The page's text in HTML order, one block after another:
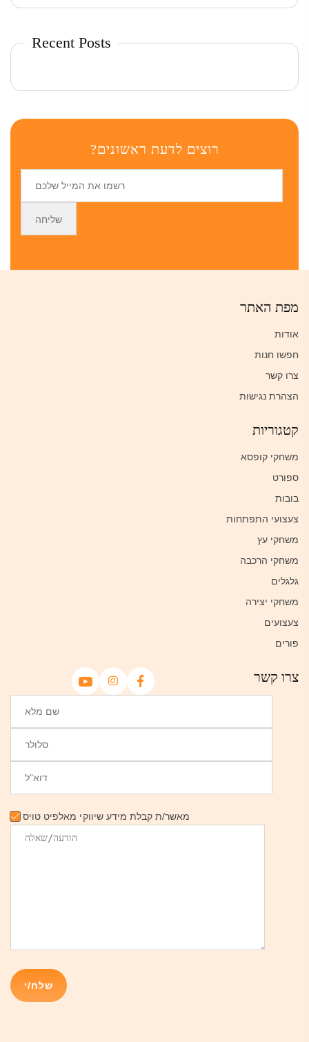
Recent Posts
רוצים לדעת ראשונים?
מפת האתר
אודות
חפשו חנות
צרו קשר
הצהרת נגישות
קטגוריות
משחקי קופסא
ספורט
בובות
צעצועי התפתחות
משחקי עץ
משחקי הרכבה
גלגלים
משחקי יצירה
צעצועים
פורים
צרו קשר
מאשר/ת קבלת מידע שיווקי מאלפיט טויס